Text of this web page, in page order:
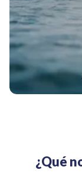
¿Qué